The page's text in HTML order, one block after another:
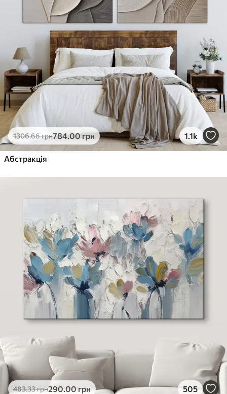
1306.66грн784.00грн 1.1k
Абстракція
483.33грн290.00грн 505